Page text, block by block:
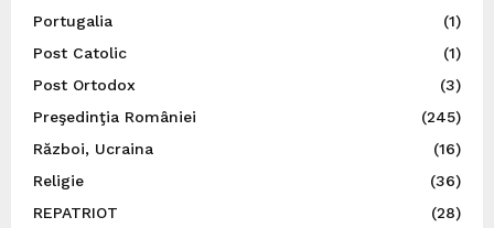
Portugalia
(1)
Post Catolic
(1)
Post Ortodox
(3)
Preşedinţia României
(245)
Război, Ucraina
(16)
Religie
(36)
REPATRIOT
(28)